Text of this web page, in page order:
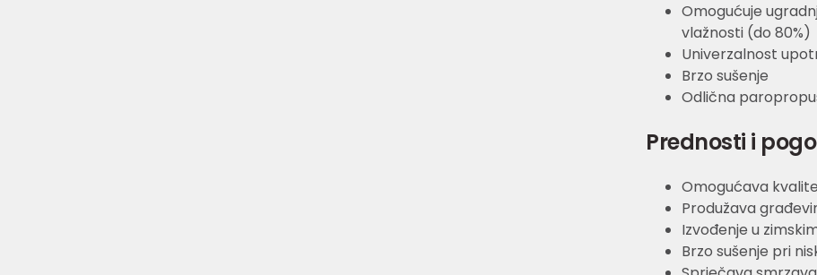
Omogućuje
vlažnosti (do 80%)
Univerzalnost
Brzo sušenje
Odlična
Prednosti i
Omogućava
Produžava
Izvođenje u
Brzo sušenje pri